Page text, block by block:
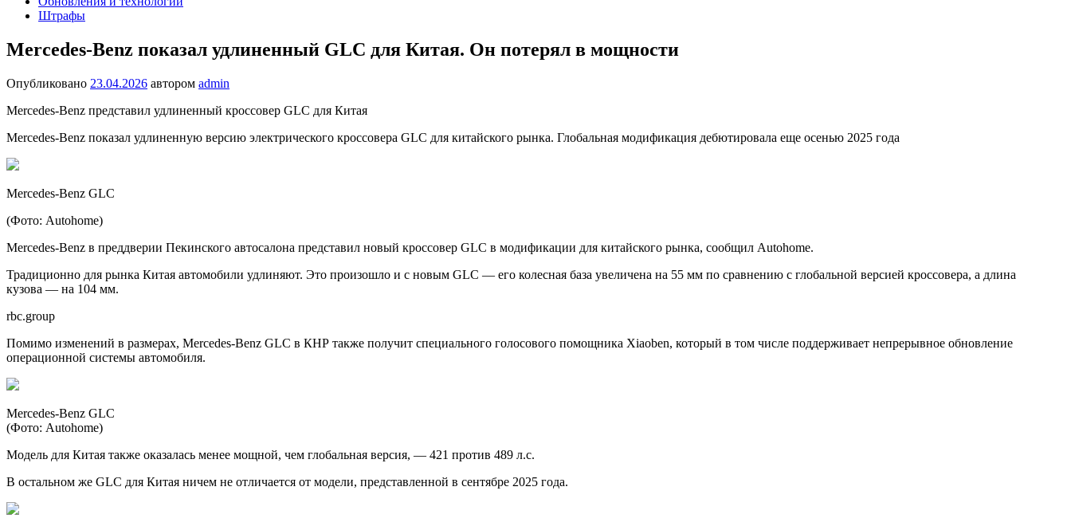
Штрафы
Mercedes-Benz показал удлиненный GLC для Китая. Он потерял в мощности
Опубликовано 23.04.2026 автором admin
Mercedes-Benz представил удлиненный кроссовер GLC для Китая
Mercedes-Benz показал удлиненную версию электрического кроссовера GLC для китайского рынка. Глобальная модификация дебютировала еще осенью 2025 года
Mercedes-Benz GLC
(Фото: Autohome)
Mercedes-Benz в преддверии Пекинского автосалона представил новый кроссовер GLC в модификации для китайского рынка, сообщил Autohome.
Традиционно для рынка Китая автомобили удлиняют. Это произошло и с новым GLC — его колесная база увеличена на 55 мм по сравнению с глобальной версией кроссовера, а длина
кузова — на 104 мм.
rbc.group
Помимо изменений в размерах, Mercedes-Benz GLC в КНР также получит специального голосового помощника Xiaoben, который в том числе поддерживает непрерывное обновление
операционной системы автомобиля.
Mercedes-Benz GLC
(Фото: Autohome)
Модель для Китая также оказалась менее мощной, чем глобальная версия, — 421 против 489 л.с.
В остальном же GLC для Китая ничем не отличается от модели, представленной в сентябре 2025 года.